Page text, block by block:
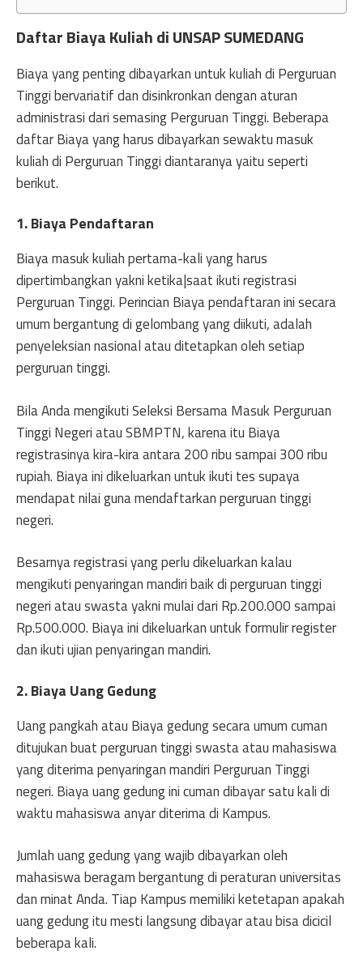
Daftar Biaya Kuliah di UNSAP SUMEDANG
Biaya yang penting dibayarkan untuk kuliah di Perguruan
Tinggi bervariatif dan disinkronkan dengan aturan
administrasi dari semasing Perguruan Tinggi. Beberapa
daftar Biaya yang harus dibayarkan sewaktu masuk
kuliah di Perguruan Tinggi diantaranya yaitu seperti
berikut.
1. Biaya Pendaftaran
Biaya masuk kuliah pertama-kali yang harus
dipertimbangkan yakni ketika|saat ikuti registrasi
Perguruan Tinggi. Perincian Biaya pendaftaran ini secara
umum bergantung di gelombang yang diikuti, adalah
penyeleksian nasional atau ditetapkan oleh setiap
perguruan tinggi.
Bila Anda mengikuti Seleksi Bersama Masuk Perguruan
Tinggi Negeri atau SBMPTN, karena itu Biaya
registrasinya kira-kira antara 200 ribu sampai 300 ribu
rupiah. Biaya ini dikeluarkan untuk ikuti tes supaya
mendapat nilai guna mendaftarkan perguruan tinggi
negeri.
Besarnya registrasi yang perlu dikeluarkan kalau
mengikuti penyaringan mandiri baik di perguruan tinggi
negeri atau swasta yakni mulai dari Rp.200.000 sampai
Rp.500.000. Biaya ini dikeluarkan untuk formulir register
dan ikuti ujian penyaringan mandiri.
2. Biaya Uang Gedung
Uang pangkah atau Biaya gedung secara umum cuman
ditujukan buat perguruan tinggi swasta atau mahasiswa
yang diterima penyaringan mandiri Perguruan Tinggi
negeri. Biaya uang gedung ini cuman dibayar satu kali di
waktu mahasiswa anyar diterima di Kampus.
Jumlah uang gedung yang wajib dibayarkan oleh
mahasiswa beragam bergantung di peraturan universitas
dan minat Anda. Tiap Kampus memiliki ketetapan apakah
uang gedung itu mesti langsung dibayar atau bisa dicicil
beberapa kali.